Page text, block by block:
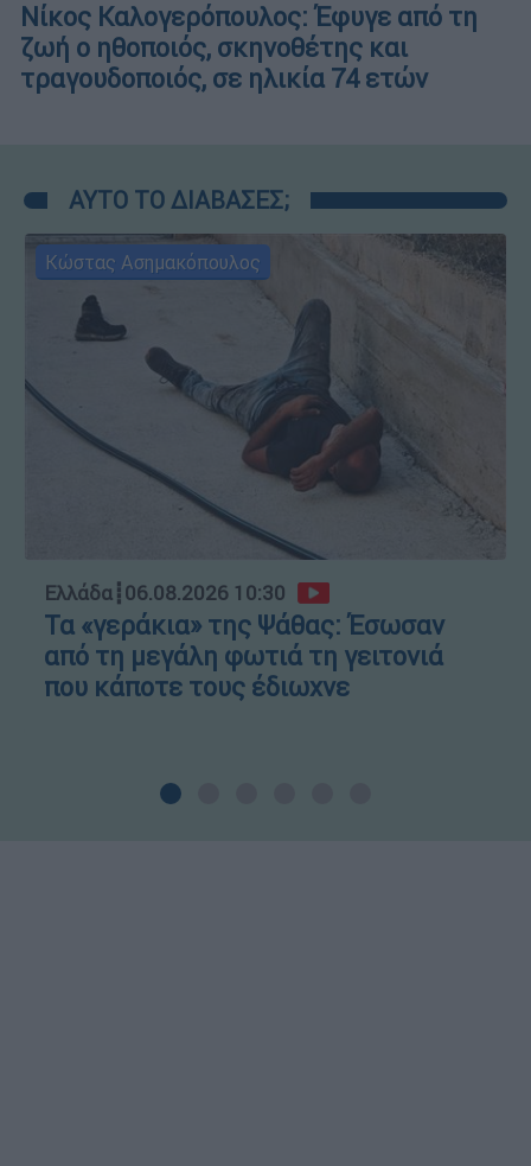
Νίκος Καλογερόπουλος: Έφυγε από τη
ζωή ο ηθοποιός, σκηνοθέτης και
τραγουδοποιός, σε ηλικία 74 ετών
ΑΥΤΟ ΤΟ ΔΙΑΒΑΣΕΣ;
Κώστας Ασημακόπουλος
Ελλάδα┋06.08.2026 10:30
Τα «γεράκια» της Ψάθας: Έσωσαν
από τη μεγάλη φωτιά τη γειτονιά
που κάποτε τους έδιωχνε